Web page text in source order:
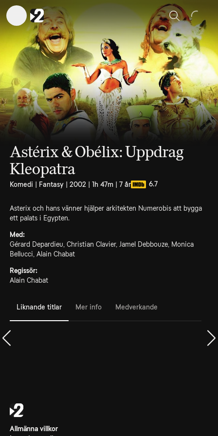
Sök
Astérix & Obélix: Uppdrag
Kleopatra
Komedi | Fantasy | 2002 | 1h 47m | 7 år 6.7
Asterix och hans vänner hjälper arkitekten Numerobis att bygga
ett palats i Egypten.
Med:
Gérard Depardieu, Christian Clavier, Jamel Debbouze, Monica
Bellucci, Alain Chabat
Regissör:
Alain Chabat
Liknande titlar Mer info Medverkande
Allmänna villkor